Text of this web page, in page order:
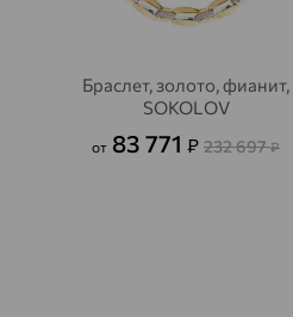
Браслет, золото, фианит,
SOKOLOV
от 83 771 ₽ 232 697₽